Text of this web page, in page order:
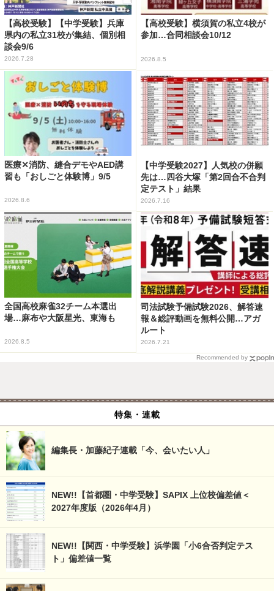
【高校受験】【中学受験】兵庫
県内の私立31校が集結、個別相
談会9/6
2026.7.28
【高校受験】横須賀の私立4校が
参加…合同相談会10/12
2026.8.5
医療✕消防、縫合デモやAED講
習も「おしごと体験博」9/5
2026.8.6
【中学受験2027】人気校の併願
先は…四谷大塚「第2回合不合判
定テスト」結果
2026.7.16
全国高校麻雀32チーム本選出
場…麻布や大阪星光、東海も
2026.8.5
司法試験予備試験2026、解答速
報＆総評動画を無料公開…アガ
ルート
2026.7.21
Recommended by
特集・連載
編集長・加藤紀子連載「今、会いたい人」
NEW!!【首都圏・中学受験】SAPIX 上位校偏差値＜
2027年度版（2026年4月）
NEW!!【関西・中学受験】浜学園「小6合否判定テス
ト」偏差値一覧